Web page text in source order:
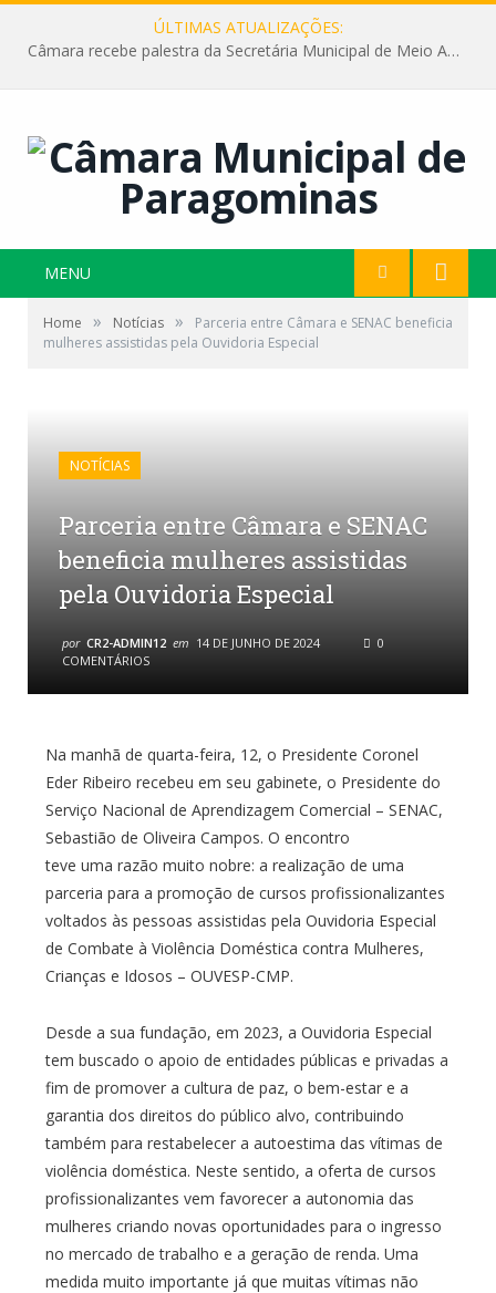
ÚLTIMAS ATUALIZAÇÕES:
Câmara recebe palestra da Secretária Municipal de Meio Ambiente sobre as ações da “SEMANA DO MEIO AMBIENTE”
MENU
Home » Notícias »
Parceria entre Câmara e SENAC beneficia
mulheres assistidas pela Ouvidoria Especial
NOTÍCIAS
Parceria entre Câmara e SENAC
beneficia mulheres assistidas
pela Ouvidoria Especial
por CR2-ADMIN12 em 14 DE JUNHO DE 2024
0
COMENTÁRIOS
Na manhã de quarta-feira, 12, o Presidente Coronel
Eder Ribeiro recebeu em seu gabinete, o Presidente do
Serviço Nacional de Aprendizagem Comercial – SENAC,
Sebastião de Oliveira Campos. O encontro
teve uma razão muito nobre: a realização de uma
parceria para a promoção de cursos profissionalizantes
voltados às pessoas assistidas pela Ouvidoria Especial
de Combate à Violência Doméstica contra Mulheres,
Crianças e Idosos – OUVESP-CMP.
Desde a sua fundação, em 2023, a Ouvidoria Especial
tem buscado o apoio de entidades públicas e privadas a
fim de promover a cultura de paz, o bem-estar e a
garantia dos direitos do público alvo, contribuindo
também para restabelecer a autoestima das vítimas de
violência doméstica. Neste sentido, a oferta de cursos
profissionalizantes vem favorecer a autonomia das
mulheres criando novas oportunidades para o ingresso
no mercado de trabalho e a geração de renda. Uma
medida muito importante já que muitas vítimas não